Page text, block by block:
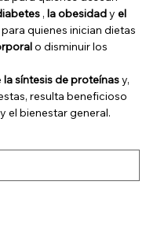
, la obesidady el
quienes inician dietas
o disminuir los
la síntesis de proteínasy,
resulta beneficioso
el bienestar general.